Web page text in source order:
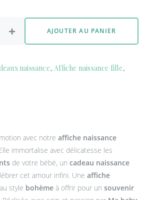
AJOUTER AU PANIER
naissance,Affiche naissance fille,
avec notre affiche naissance
immortalise avec délicatesse les
de votre bébé, un cadeau naissance
cet amour infini. Une affiche
au style bohème à offrir pour un souvenir